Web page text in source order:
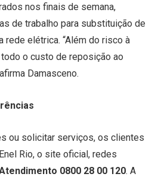
nos finais de semana,
de trabalho para substituição de
elétrica. “Além do risco à
o custo de reposição ao
Damasceno.
ou solicitar serviços, os clientes
Rio, o site oficial, redes
0800 28 00 120. A